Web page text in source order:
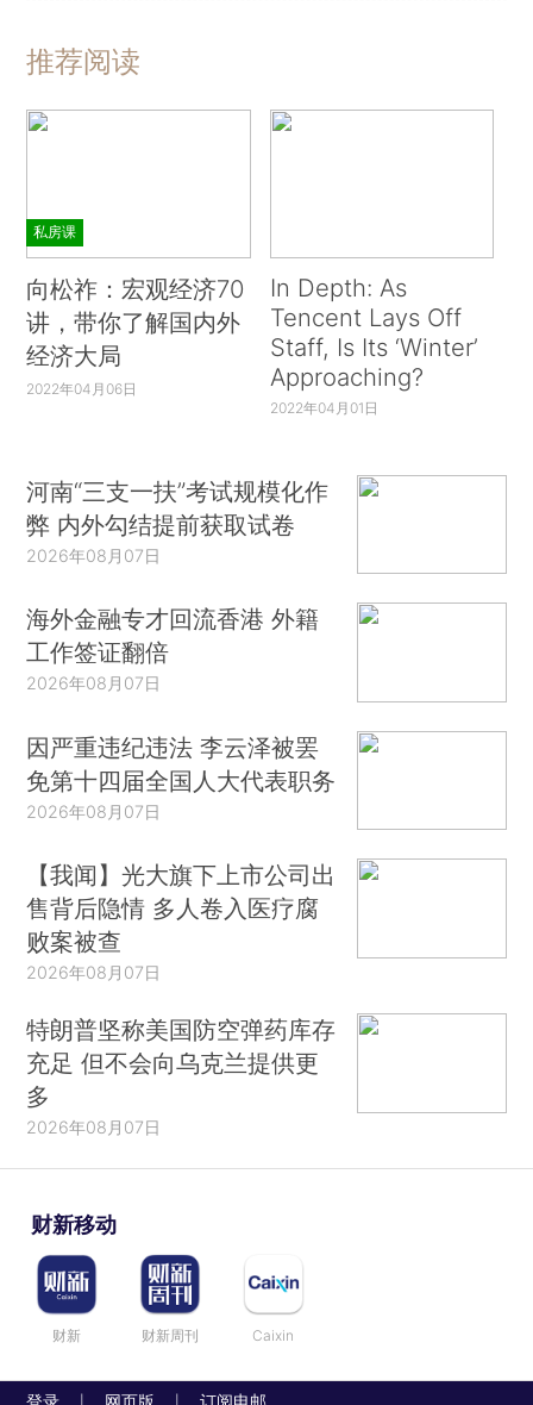
推荐阅读
私房课
向松祚：宏观经济70
讲，带你了解国内外
经济大局
2022年04月06日
In Depth: As
Tencent Lays Off
Staff, Is Its ‘Winter’
Approaching?
2022年04月01日
河南“三支一扶”考试规模化作
弊 内外勾结提前获取试卷
2026年08月07日
海外金融专才回流香港 外籍
工作签证翻倍
2026年08月07日
因严重违纪违法 李云泽被罢
免第十四届全国人大代表职务
2026年08月07日
【我闻】光大旗下上市公司出
售背后隐情 多人卷入医疗腐
败案被查
2026年08月07日
特朗普坚称美国防空弹药库存
充足 但不会向乌克兰提供更
多
2026年08月07日
财新移动
财新 财新周刊 Caixin
登录 网页版 订阅电邮